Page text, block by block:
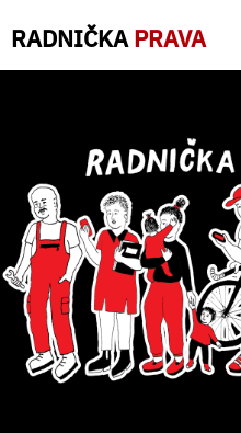
RADNIČKA PRAVA